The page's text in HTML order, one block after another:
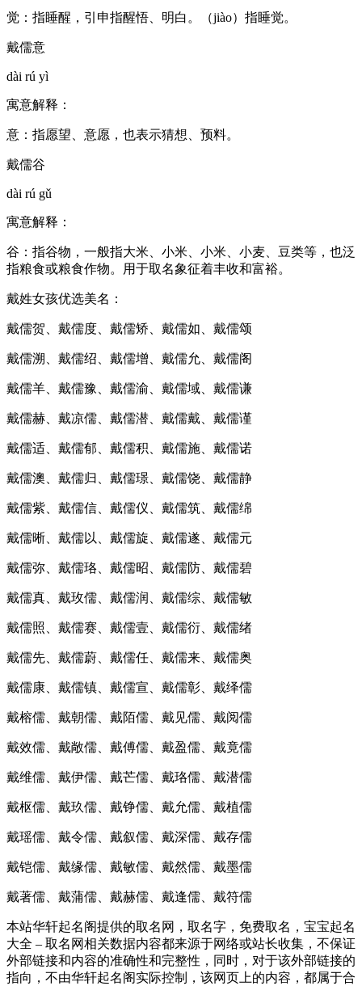
觉：指睡醒，引申指醒悟、明白。（jiào）指睡觉。
戴儒意
dài rú yì
寓意解释：
意：指愿望、意愿，也表示猜想、预料。
戴儒谷
dài rú gǔ
寓意解释：
谷：指谷物，一般指大米、小米、小米、小麦、豆类等，也泛
指粮食或粮食作物。用于取名象征着丰收和富裕。
戴姓女孩优选美名：
戴儒贺、戴儒度、戴儒矫、戴儒如、戴儒颂
戴儒溯、戴儒绍、戴儒增、戴儒允、戴儒阁
戴儒羊、戴儒豫、戴儒渝、戴儒域、戴儒谦
戴儒赫、戴凉儒、戴儒潜、戴儒戴、戴儒谨
戴儒适、戴儒郁、戴儒积、戴儒施、戴儒诺
戴儒澳、戴儒归、戴儒璟、戴儒饶、戴儒静
戴儒紫、戴儒信、戴儒仪、戴儒筑、戴儒绵
戴儒晰、戴儒以、戴儒旋、戴儒遂、戴儒元
戴儒弥、戴儒珞、戴儒昭、戴儒防、戴儒碧
戴儒真、戴玫儒、戴儒润、戴儒综、戴儒敏
戴儒照、戴儒赛、戴儒壹、戴儒衍、戴儒绪
戴儒先、戴儒蔚、戴儒任、戴儒来、戴儒奥
戴儒康、戴儒镇、戴儒宣、戴儒彰、戴绎儒
戴榕儒、戴朝儒、戴陌儒、戴见儒、戴阅儒
戴效儒、戴敞儒、戴傅儒、戴盈儒、戴竟儒
戴维儒、戴伊儒、戴芒儒、戴珞儒、戴潜儒
戴枢儒、戴玖儒、戴铮儒、戴允儒、戴植儒
戴瑶儒、戴令儒、戴叙儒、戴深儒、戴存儒
戴铠儒、戴缘儒、戴敏儒、戴然儒、戴墨儒
戴著儒、戴蒲儒、戴赫儒、戴逢儒、戴符儒
本站华轩起名阁提供的取名网，取名字，免费取名，宝宝起名
大全 – 取名网相关数据内容都来源于网络或站长收集，不保证
外部链接和内容的准确性和完整性，同时，对于该外部链接的
指向，不由华轩起名阁实际控制，该网页上的内容，都属于合